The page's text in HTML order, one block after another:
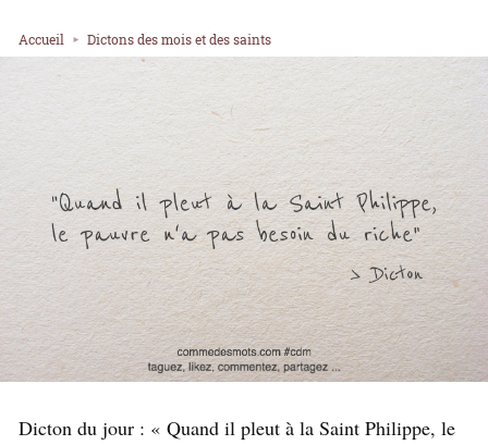
Accueil Dictons des mois et des saints
Dicton du jour : « Quand il pleut à la Saint Philippe, le